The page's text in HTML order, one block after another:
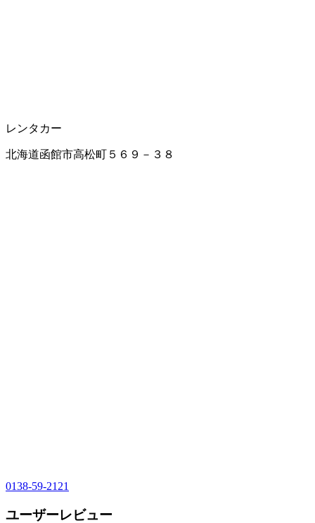
レンタカー
北海道函館市高松町５６９－３８
0138-59-2121
ユーザーレビュー